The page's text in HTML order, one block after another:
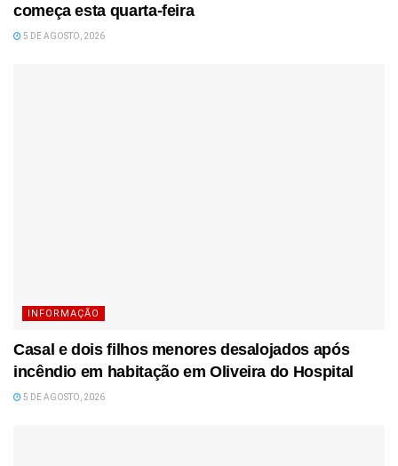
começa esta quarta-feira
5 DE AGOSTO, 2026
INFORMAÇÃO
Casal e dois filhos menores desalojados após
incêndio em habitação em Oliveira do Hospital
5 DE AGOSTO, 2026